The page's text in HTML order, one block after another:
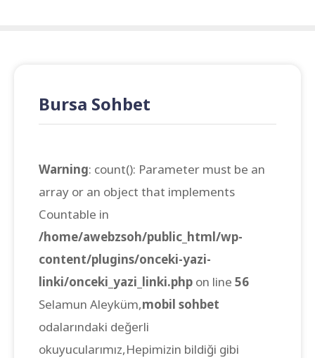
Bursa Sohbet
Warning: count(): Parameter must be an
array or an object that implements
Countable in
/home/awebzsoh/public_html/wp-
content/plugins/onceki-yazi-
linki/onceki_yazi_linki.php on line 56
Selamun Aleyküm,mobil sohbet
odalarındaki değerli
okuyucularımız,Hepimizin bildiği gibi